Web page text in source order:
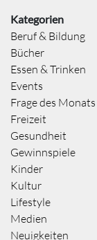
Kategorien
Beruf & Bildung
Bücher
Essen & Trinken
Events
Frage des Monats
Freizeit
Gesundheit
Gewinnspiele
Kinder
Kultur
Lifestyle
Medien
Neuigkeiten